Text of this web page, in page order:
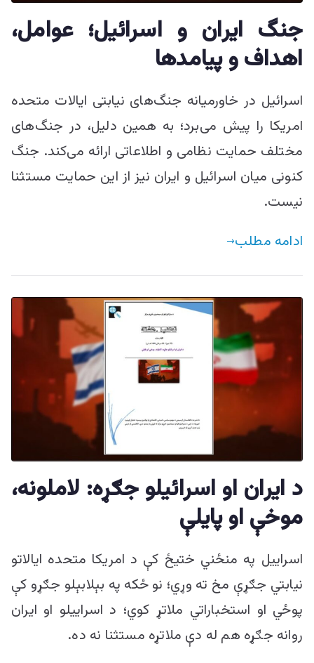
ییزو څېړنو
مرکز
جنگ ایران و اسرائیل؛ عوامل،
اهداف و پیامدها
اسرائیل در خاورمیانه جنگ‌های نیابتی ایالات متحده
امریکا را پیش می‌برد؛ به همین دلیل، در جنگ‌های
مختلف حمایت نظامی و اطلاعاتی ارائه می‌کند. جنگ
کنونی میان اسرائیل و ایران نیز از این حمایت مستثنا
نیست.
ادامه مطلب
د ایران او اسرائیلو جګړه: لاملونه،
موخې او پایلې
اسراییل په منځني ختیځ کې د امریکا متحده ایالاتو
نیابتي جګړې مخ ته وړي؛ نو ځکه په بېلابېلو جګړو کې
پوځي او استخباراتي ملاتړ کوي؛ د اسراییلو او ایران
روانه جګړه هم له دې ملاتړه مستثنا نه ده.